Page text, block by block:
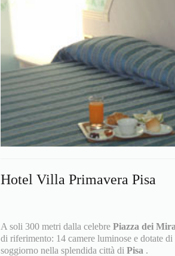
Hotel Villa Primavera Pisa
A soli 300 metri dalla celebre Piazza dei
di riferimento: 14 camere luminose e dotate
soggiorno nella splendida città di Pisa .